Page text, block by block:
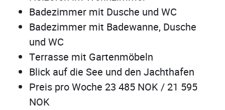
Badezimmer mit Dusche und WC
Badezimmer mit Badewanne, Dusche
und WC
Terrasse mit Gartenmöbeln
Blick auf die See und den Jachthafen
Preis pro Woche 23 485 NOK / 21 595
NOK